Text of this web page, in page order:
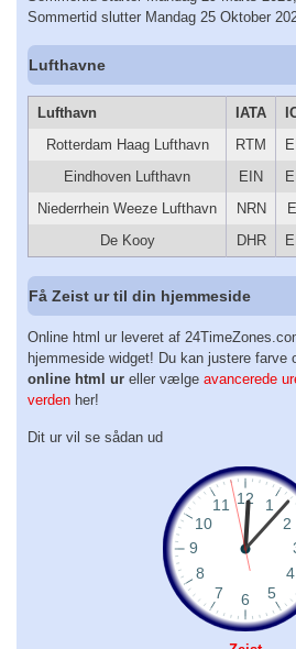
Sommertid slutter Mandag 25 Oktober
Lufthavne
Lufthavn IATA
Rotterdam Haag Lufthavn
RTM
Eindhoven Lufthavn
EIN
Niederrhein Weeze Lufthavn
NRN
De Kooy
DHR
Få Zeist ur til din hjemmeside
Online html ur leveret af
hjemmeside widget! Du kan justere farve
online html ur eller vælge avancerede
verden her!
Dit ur vil se sådan ud